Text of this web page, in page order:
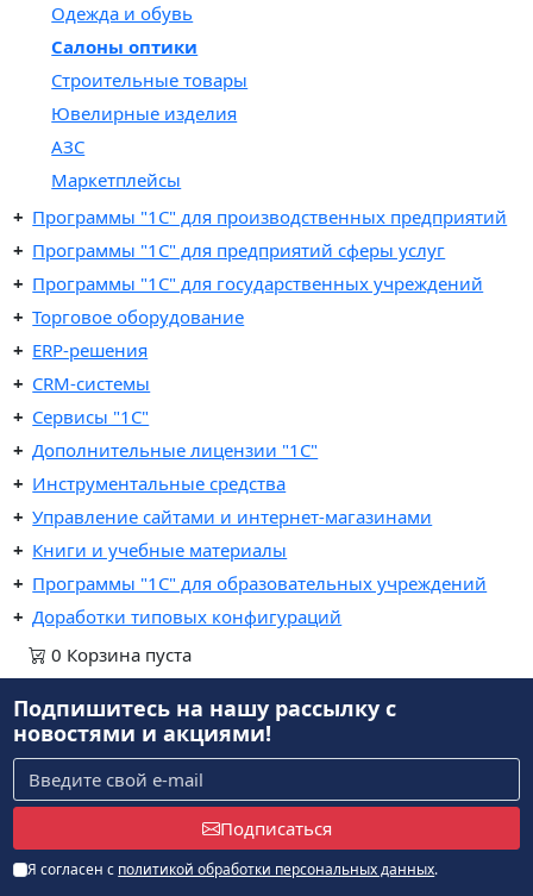
Одежда и обувь
Салоны оптики
Строительные товары
Ювелирные изделия
АЗС
Маркетплейсы
Программы "1C" для производственных предприятий
Программы "1C" для предприятий сферы услуг
Программы "1С" для государственных учреждений
Торговое оборудование
ERP-решения
CRM-системы
Сервисы "1С"
Дополнительные лицензии "1С"
Инструментальные средства
Управление сайтами и интернет-магазинами
Книги и учебные материалы
Программы "1С" для образовательных учреждений
Доработки типовых конфигураций
0 Корзина пуста
Подпишитесь на нашу рассылкус
новостями и акциями!
Подписаться
Я согласен с политикой обработки персональных данных.